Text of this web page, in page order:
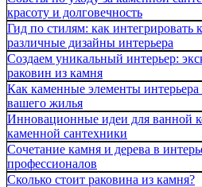
красоту и долговечность
Гид по стилям: как интегрировать
различные дизайны интерьера
Создаем уникальный интерьер:
раковин из камня
Как каменные элементы
вашего жилья
Инновационные идеи для ванной
каменной сантехники
Сочетание камня и дерева в
профессионалов
Сколько стоит раковина из камня?